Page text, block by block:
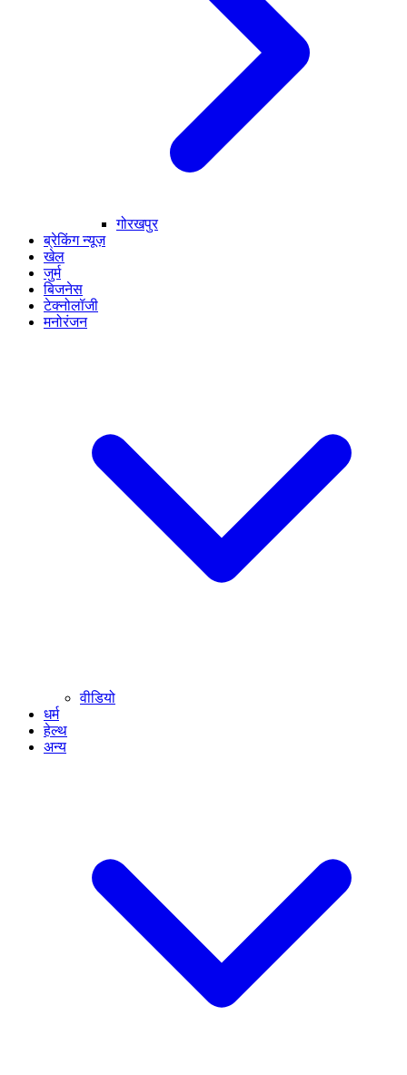
गोरखपुर
ब्रेकिंग न्यूज़
खेल
जुर्म
बिजनेस
टेक्नोलॉजी
मनोरंजन
वीडियो
धर्म
हेल्थ
अन्य